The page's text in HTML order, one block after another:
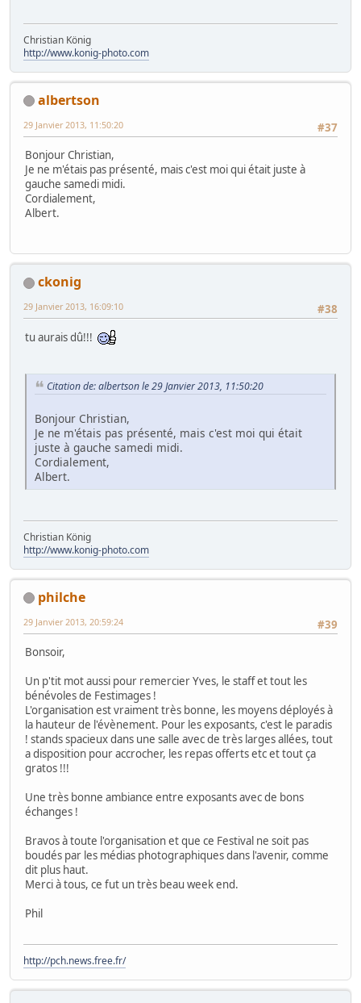
Christian König
http://www.konig-photo.com
albertson
#37
29 Janvier 2013, 11:50:20
Bonjour Christian,
Je ne m'étais pas présenté, mais c'est moi qui était juste à
gauche samedi midi.
Cordialement,
Albert.
ckonig
#38
29 Janvier 2013, 16:09:10
tu aurais dû!!!
Citation de: albertson le 29 Janvier 2013, 11:50:20
Bonjour Christian,
Je ne m'étais pas présenté, mais c'est moi qui était
juste à gauche samedi midi.
Cordialement,
Albert.
Christian König
http://www.konig-photo.com
philche
#39
29 Janvier 2013, 20:59:24
Bonsoir,
Un p'tit mot aussi pour remercier Yves, le staff et tout les
bénévoles de Festimages !
L'organisation est vraiment très bonne, les moyens déployés à
la hauteur de l'évènement. Pour les exposants, c'est le paradis
! stands spacieux dans une salle avec de très larges allées, tout
a disposition pour accrocher, les repas offerts etc et tout ça
gratos !!!
Une très bonne ambiance entre exposants avec de bons
échanges !
Bravos à toute l'organisation et que ce Festival ne soit pas
boudés par les médias photographiques dans l'avenir, comme
dit plus haut.
Merci à tous, ce fut un très beau week end.
Phil
http://pch.news.free.fr/